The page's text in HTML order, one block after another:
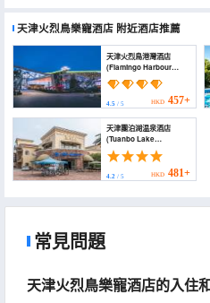
天津火烈鳥樂寵酒店 附近酒店推薦
天津火烈鳥港灣酒店
(Flamingo Harbour
Hotel)
4.5 / 5 HKD 457+
天津團泊湖温泉酒店
(Tuanbo Lake
Hotspring Resorts &
Spa)
4.2 / 5 HKD 481+
常見問題
天津火烈鳥樂寵酒店的入住